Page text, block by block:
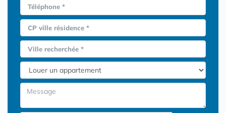
Téléphone *
CP ville résidence *
Ville recherchée *